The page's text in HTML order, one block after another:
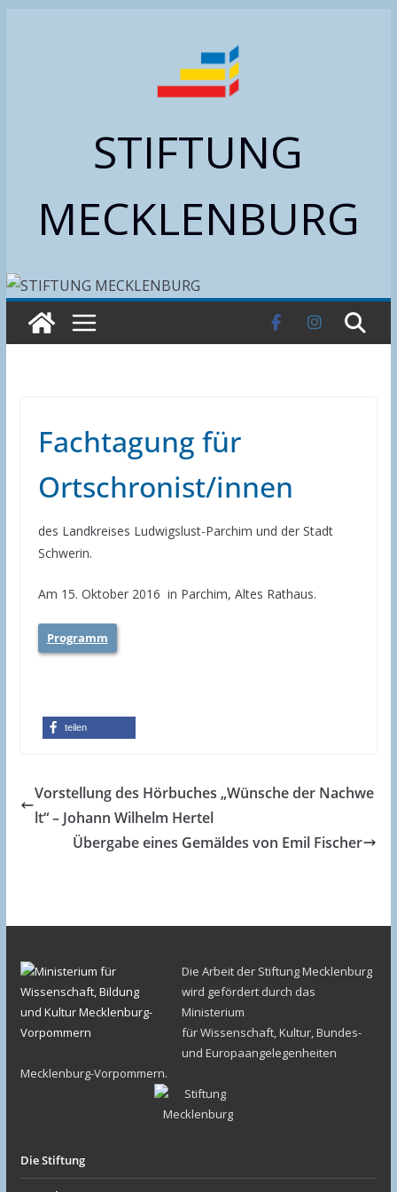
STIFTUNG
MECKLENBURG
Fachtagung für
Ortschronist/innen
des Landkreises Ludwigslust-Parchim und der Stadt
Schwerin.
Am 15. Oktober 2016 in Parchim, Altes Rathaus.
Programm
teilen
Vorstellung des Hörbuches „Wünsche der Nachwe
lt“ – Johann Wilhelm Hertel
Übergabe eines Gemäldes von Emil Fischer
Die Arbeit der Stiftung Mecklenburg
wird gefördert durch das
Ministerium
für Wissenschaft, Kultur, Bundes-
und Europaangelegenheiten
Mecklenburg-Vorpommern.
Die Stiftung